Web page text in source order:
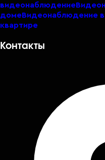
видеонаблюдение
домеВидеонаблюдение в
квартире
Контакты